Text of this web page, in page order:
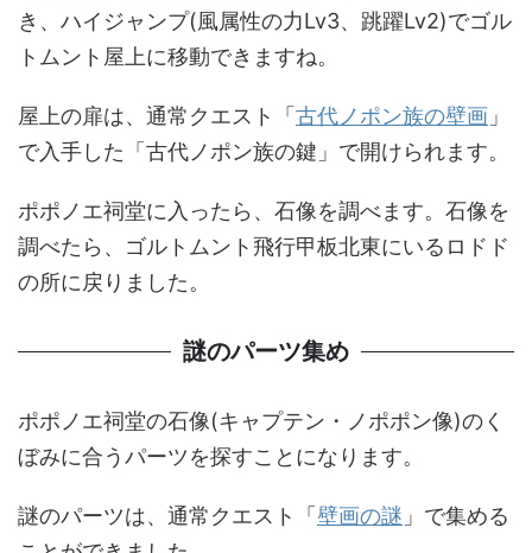
き、ハイジャンプ(風属性の力Lv3、跳躍Lv2)でゴル
トムント屋上に移動できますね。
屋上の扉は、通常クエスト「古代ノポン族の壁画 」
で入手した「古代ノポン族の鍵」で開けられます。
ポポノエ祠堂に入ったら、石像を調べます。石像を
調べたら、ゴルトムント飛行甲板北東にいるロドド
の所に戻りました。
謎のパーツ集め
ポポノエ祠堂の石像(キャプテン・ノポポン像)のく
ぼみに合うパーツを探すことになります。
謎のパーツは、通常クエスト「壁画の謎 」で集める